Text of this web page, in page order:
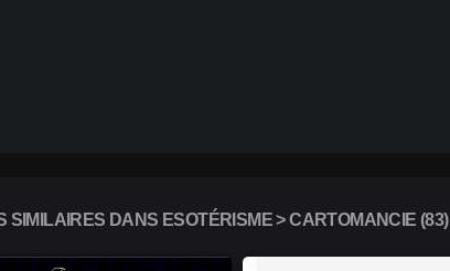
SIMILAIRES DANS ESOTÉRISME > CARTOMANCIE (83)